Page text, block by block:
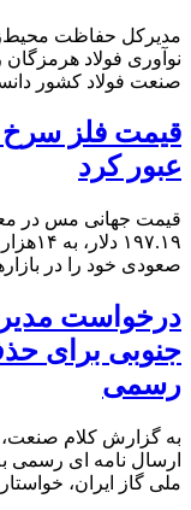
مدیرکل حفاظت
نوآوری فولاد
صنعت فولاد کشور
عبور کرد
صعودی خود را در
درخواست
جنوبی برای
رسمی
به گزارش کلام صنعت،
ارسال نامه ای رسمی
ملی گاز ایران،